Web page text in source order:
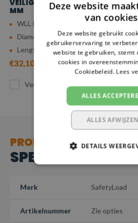
VEILIGHEIDSHAKEN, Ø 6
MM
WLL (4:1): 1,12 ton
Diameter: 6 mm
Lengte: 0,5 - 5 m
€32,10
Vergelijk
MM
PRODUCT
SPECIFICATIES
Merk SafetyLoad
Artikelnummer Zie opties
Deze website
van
Deze website gebruikt
gebruikerservaring te
website te gebruiken, stemt
cookies in
Cookiebeleid. Lees
ALLES
ALLES AFWIJZEN
DETAILS